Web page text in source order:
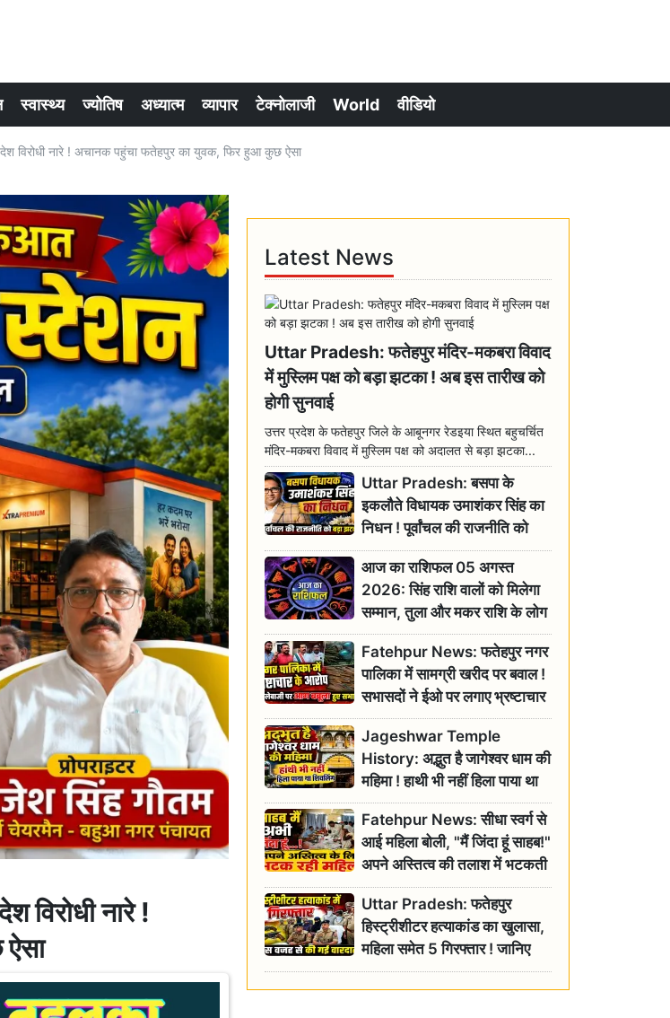
स्वास्थ्य ज्योतिष अध्यात्म व्यापार टेक्नोलाजी World वीडियो
नारे ! अचानक पहुंचा फतेहपुर का युवक, फिर हुआ कुछ ऐसा
नारे !
Latest News
Uttar Pradesh: फतेहपुर मंदिर-मकबरा विवाद
में मुस्लिम पक्ष को बड़ा झटका ! अब इस तारीख को
होगी सुनवाई
उत्तर प्रदेश के फतेहपुर जिले के आबूनगर रेडइया स्थित बहुचर्चित
मंदिर-मकबरा विवाद में मुस्लिम पक्ष को अदालत से बड़ा झटका...
Uttar Pradesh: बसपा के
इकलौते विधायक उमाशंकर सिंह का
निधन ! पूर्वांचल की राजनीति को
बड़ा झटका, योगी ने जताया दुःख
आज का राशिफल 05 अगस्त
2026: सिंह राशि वालों को मिलेगा
सम्मान, तुला और मकर राशि के लोग
रहें सतर्क
Fatehpur News: फतेहपुर नगर
पालिका में सामग्री खरीद पर बवाल !
सभासदों ने ईओ पर लगाए भ्रष्टाचार
के गंभीर आरोप
Jageshwar Temple
History: अद्भुत है जागेश्वर धाम की
महिमा ! हाथी भी नहीं हिला पाया था
शिवलिंग, जानिए क्या है इसका
इतिहास
Fatehpur News: सीधा स्वर्ग से
आई महिला बोली, "मैं जिंदा हूं साहब!"
अपने अस्तित्व की तलाश में भटकती
रही बुजुर्ग, एसडीएम ने दिए जांच के
आदेश
Uttar Pradesh: फतेहपुर
हिस्ट्रीशीटर हत्याकांड का खुलासा,
महिला समेत 5 गिरफ्तार ! जानिए
क्या था कनेक्शन?